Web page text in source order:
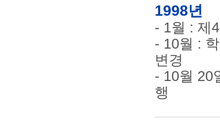
1998년
- 1월 : 제
- 10월 :
변경
- 10월 20
행